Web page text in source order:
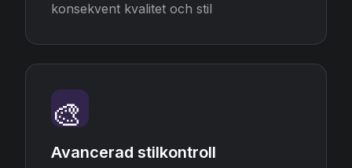
konsekvent kvalitet och stil
🎨
Avancerad stilkontroll